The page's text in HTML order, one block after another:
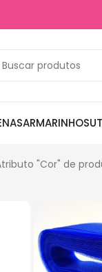
ARMARINHOS
"Cor" de